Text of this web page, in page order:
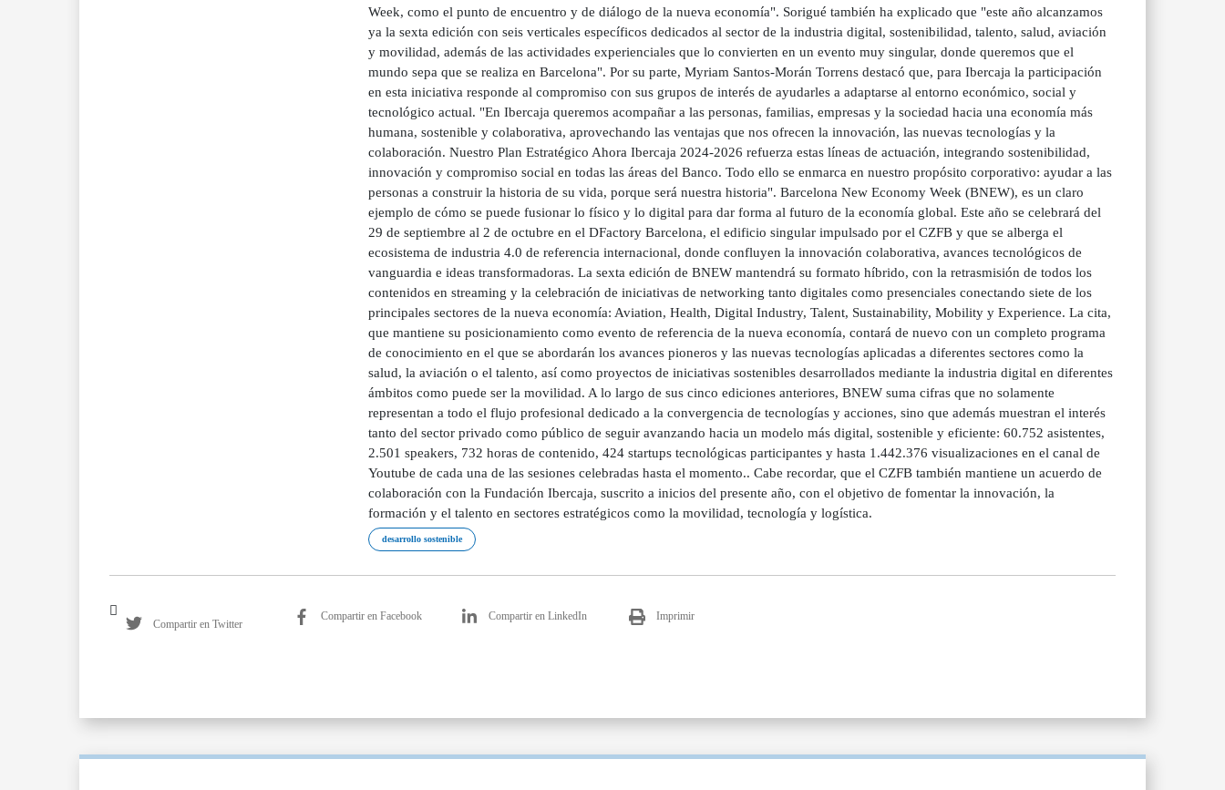
Week, como el punto de encuentro y de diálogo de la nueva economía". Sorigué también ha explicado que "este año alcanzamos
ya la sexta edición con seis verticales específicos dedicados al sector de la industria digital, sostenibilidad, talento, salud, aviación
y movilidad, además de las actividades experienciales que lo convierten en un evento muy singular, donde queremos que el
mundo sepa que se realiza en Barcelona". Por su parte, Myriam Santos-Morán Torrens destacó que, para Ibercaja la participación
en esta iniciativa responde al compromiso con sus grupos de interés de ayudarles a adaptarse al entorno económico, social y
tecnológico actual. "En Ibercaja queremos acompañar a las personas, familias, empresas y la sociedad hacia una economía más
humana, sostenible y colaborativa, aprovechando las ventajas que nos ofrecen la innovación, las nuevas tecnologías y la
colaboración. Nuestro Plan Estratégico Ahora Ibercaja 2024-2026 refuerza estas líneas de actuación, integrando sostenibilidad,
innovación y compromiso social en todas las áreas del Banco. Todo ello se enmarca en nuestro propósito corporativo: ayudar a las
personas a construir la historia de su vida, porque será nuestra historia". Barcelona New Economy Week (BNEW), es un claro
ejemplo de cómo se puede fusionar lo físico y lo digital para dar forma al futuro de la economía global. Este año se celebrará del
29 de septiembre al 2 de octubre en el DFactory Barcelona, el edificio singular impulsado por el CZFB y que se alberga el
ecosistema de industria 4.0 de referencia internacional, donde confluyen la innovación colaborativa, avances tecnológicos de
vanguardia e ideas transformadoras. La sexta edición de BNEW mantendrá su formato híbrido, con la retrasmisión de todos los
contenidos en streaming y la celebración de iniciativas de networking tanto digitales como presenciales conectando siete de los
principales sectores de la nueva economía: Aviation, Health, Digital Industry, Talent, Sustainability, Mobility y Experience. La cita,
que mantiene su posicionamiento como evento de referencia de la nueva economía, contará de nuevo con un completo programa
de conocimiento en el que se abordarán los avances pioneros y las nuevas tecnologías aplicadas a diferentes sectores como la
salud, la aviación o el talento, así como proyectos de iniciativas sostenibles desarrollados mediante la industria digital en diferentes
ámbitos como puede ser la movilidad. A lo largo de sus cinco ediciones anteriores, BNEW suma cifras que no solamente
representan a todo el flujo profesional dedicado a la convergencia de tecnologías y acciones, sino que además muestran el interés
tanto del sector privado como público de seguir avanzando hacia un modelo más digital, sostenible y eficiente: 60.752 asistentes,
2.501 speakers, 732 horas de contenido, 424 startups tecnológicas participantes y hasta 1.442.376 visualizaciones en el canal de
Youtube de cada una de las sesiones celebradas hasta el momento.. Cabe recordar, que el CZFB también mantiene un acuerdo de
colaboración con la Fundación Ibercaja, suscrito a inicios del presente año, con el objetivo de fomentar la innovación, la
formación y el talento en sectores estratégicos como la movilidad, tecnología y logística.
desarrollo sostenible
Compartir en Twitter
Compartir en Facebook Compartir en LinkedIn Imprimir